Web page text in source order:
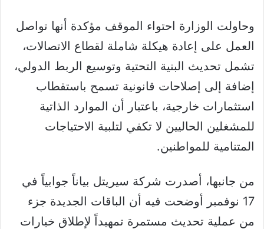
وحاولت الوزارة احتواء الموقف مؤكدة أنها تواصل
العمل على إعادة هيكلة شاملة لقطاع الاتصالات،
تشمل تحديث البنية التحتية وتوسيع الربط الدولي،
إضافة إلى إصلاحات قانونية تسمح باستقطاب
استثمارات خارجية، باعتبار أن الموارد الذاتية
للمشغلين الحاليين لا تكفي لتلبية الاحتياجات
المتنامية للمواطنين.
من جانبها، أصدرت شركة سيريتل بياناً جوابياً في
17 نوفمبر أوضحت فيه أن الباقات الجديدة جزء
من عملية تحديث مستمرة تمهيداً لإطلاق خيارات